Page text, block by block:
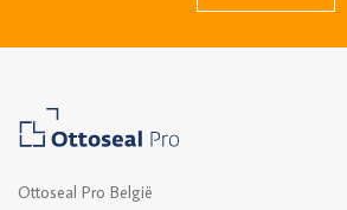
Ottoseal Pro België